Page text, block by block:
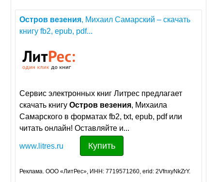
Остров везения, Михаил Самарский – скачать
книгу fb2, epub, pdf...
Сервис электронных книг Литрес предлагает
скачать книгуОстров везения, Михаила
Самарского в форматах fb2, txt, epub, pdf или
читать онлайн! Оставляйте и...
www.litres.ru Купить
Реклама. ООО «ЛитРес», ИНН: 7719571260, erid: 2VfnxyNkZrY.